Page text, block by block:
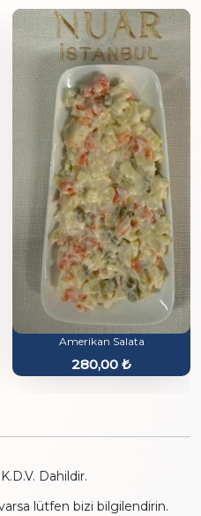
Amerikan Salata
280,00 ₺
Dahildir.
lütfen bizi bilgilendirin.